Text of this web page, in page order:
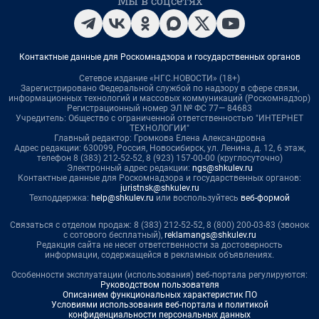
Контактные данные для Роскомнадзора и государственных органов
Сетевое издание «НГС.НОВОСТИ» (18+)
Зарегистрировано Федеральной службой по надзору в сфере связи,
информационных технологий и массовых коммуникаций (Роскомнадзор)
Регистрационный номер ЭЛ № ФС 77— 84683
Учредитель: Общество с ограниченной ответственностью "ИНТЕРНЕТ
ТЕХНОЛОГИИ"
Главный редактор: Громкова Елена Александровна
Адрес редакции: 630099, Россия, Новосибирск, ул. Ленина, д. 12, 6 этаж,
телефон 8 (383) 212-52-52, 8 (923) 157-00-00 (круглосуточно)
Электронный адрес редакции: ngs@shkulev.ru
Контактные данные для Роскомнадзора и государственных органов:
juristnsk@shkulev.ru
Техподдержка: help@shkulev.ru или воспользуйтесь веб-формой
Связаться с отделом продаж: 8 (383) 212-52-52, 8 (800) 200-03-83 (звонок
с сотового бесплатный), reklamangs@shkulev.ru
Редакция сайта не несет ответственности за достоверность
информации, содержащейся в рекламных объявлениях.
Особенности эксплуатации (использования) веб-портала регулируются:
Руководством пользователя
Описанием функциональных характеристик ПО
Условиями использования веб-портала и политикой
конфиденциальности персональных данных